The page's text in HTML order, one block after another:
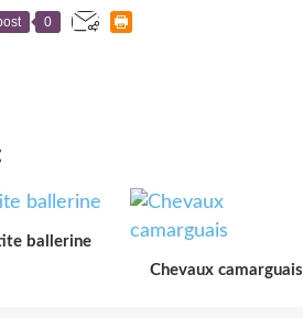
0
ballerine
Chevaux camarguais